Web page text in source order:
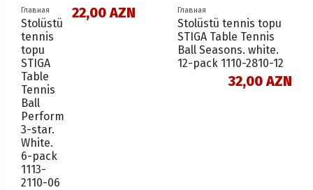
Главная
Stolüstü
tennis
topu
STIGA
Table
Tennis
Ball
Perform
3-star.
White.
6-pack
1113-
2110-06
22,00 AZN Главная
Stolüstü tennis topu
STIGA Table Tennis
Ball Seasons. white.
12-pack 1110-2810-12
32,00 AZN